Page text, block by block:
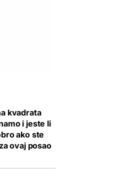
kvadrata
i jeste li
ako ste
ovaj posao